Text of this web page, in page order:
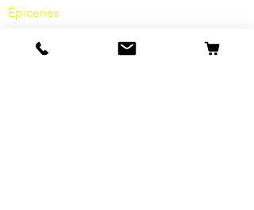
Épiceries
produits surgelés
Friture
des frites à